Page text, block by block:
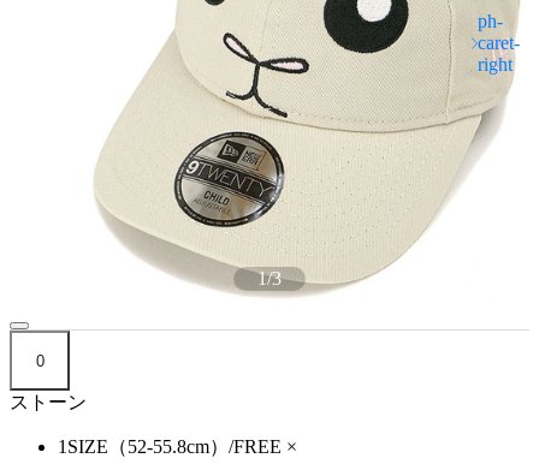
1/3
0
ストーン
1SIZE（52-55.8cm）/FREE ×